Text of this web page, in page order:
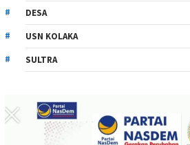
DESA
USN KOLAKA
SULTRA